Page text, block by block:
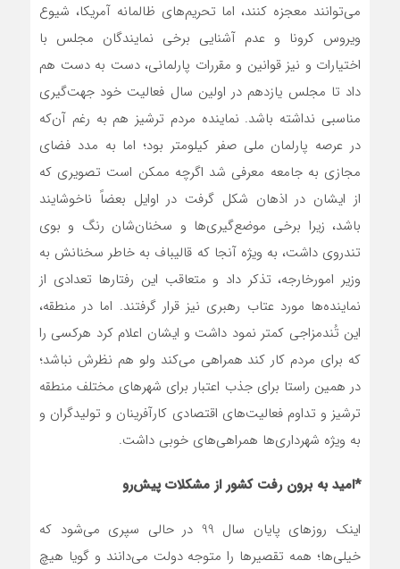
می‌توانند معجزه کنند، اما تحریم‌های ظالمانه آمریکا، شیوع
ویروس کرونا و عدم آشنایی برخی نمایندگان مجلس با
اختیارات و نیز قوانین و مقررات پارلمانی، دست به دست هم
داد تا مجلس یازدهم در اولین سال فعالیت خود جهت‌گیری
مناسبی نداشته باشد. نماینده مردم ترشیز هم به رغم آن‌که
در عرصه پارلمان ملی صفر کیلومتر بود؛ اما به مدد فضای
مجازی به جامعه معرفی شد اگرچه ممکن است تصویری که
از ایشان در اذهان شکل گرفت در اوایل بعضاً ناخوشایند
باشد، زیرا برخی موضع‌گیری‌ها و سخنان‌شان رنگ و بوی
تندروی داشت، به ویژه آنجا که قالیباف به خاطر سخنانش به
وزیر امورخارجه، تذکر داد و متعاقب این رفتارها تعدادی از
نماینده‌ها مورد عتاب رهبری نیز قرار گرفتند. اما در منطقه،
این تُندمزاجی کمتر نمود داشت و ایشان اعلام کرد هرکسی را
که برای مردم کار کند همراهی می‌کند ولو هم نظرش نباشد؛
در همین راستا برای جذب اعتبار برای شهرهای مختلف منطقه
ترشیز و تداوم فعالیت‌‎های اقتصادی کارآفرینان و تولیدگران و
به ویژه شهرداری‌ها همراهی‌های خوبی داشت.
*امید به برون رفت کشور از مشکلات پیش‌رو
اینک روزهای پایان سال 99 در حالی سپری می‌شود که
خیلی‌ها؛ همه تقصیرها را متوجه دولت می‌دانند و گویا هیچ